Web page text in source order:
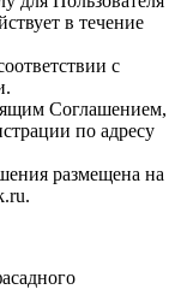
в течение
с
Соглашением,
по адресу
размещена на